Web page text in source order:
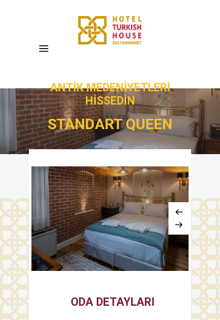
ANTIK MEDENIYETLERI
HISSEDIN
STANDART QUEEN
ODA DETAYLARI